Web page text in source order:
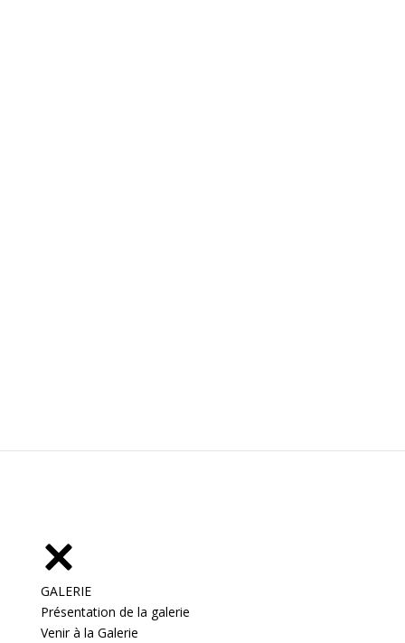
GALERIE
Présentation de la galerie
Venir à la Galerie